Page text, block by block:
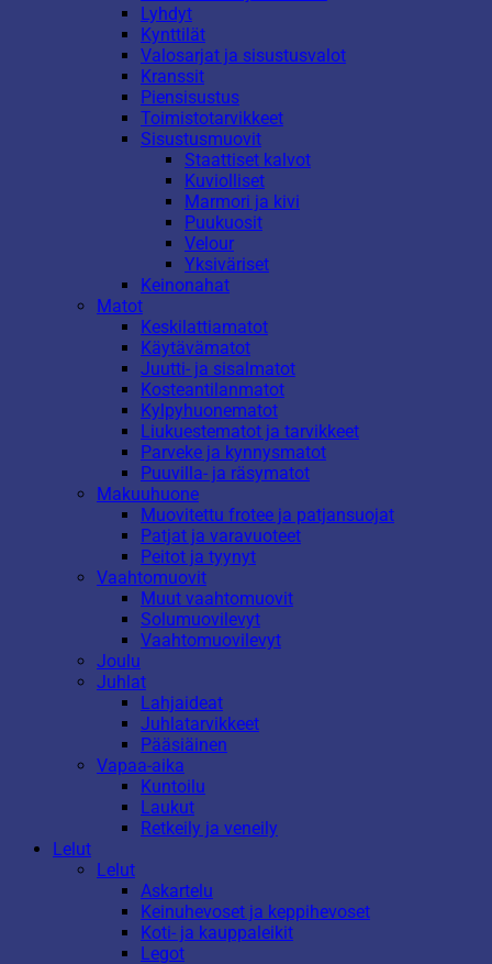
Lyhdyt
Kynttilät
Valosarjat ja sisustusvalot
Kranssit
Piensisustus
Toimistotarvikkeet
Sisustusmuovit
Staattiset kalvot
Kuviolliset
Marmori ja kivi
Puukuosit
Velour
Yksiväriset
Keinonahat
Matot
Keskilattiamatot
Käytävämatot
Juutti- ja sisalmatot
Kosteantilanmatot
Kylpyhuonematot
Liukuestematot ja tarvikkeet
Parveke ja kynnysmatot
Puuvilla- ja räsymatot
Makuuhuone
Muovitettu frotee ja patjansuojat
Patjat ja varavuoteet
Peitot ja tyynyt
Vaahtomuovit
Muut vaahtomuovit
Solumuovilevyt
Vaahtomuovilevyt
Joulu
Juhlat
Lahjaideat
Juhlatarvikkeet
Pääsiäinen
Vapaa-aika
Kuntoilu
Laukut
Retkeily ja veneily
Lelut
Lelut
Askartelu
Keinuhevoset ja keppihevoset
Koti- ja kauppaleikit
Legot